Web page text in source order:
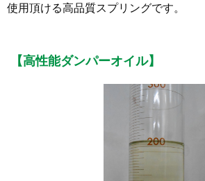
使用頂ける高品質スプリングです。
【高性能ダンパーオイル】